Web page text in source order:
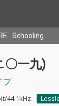
Schooling
〇一九)
プ
44.1kHz